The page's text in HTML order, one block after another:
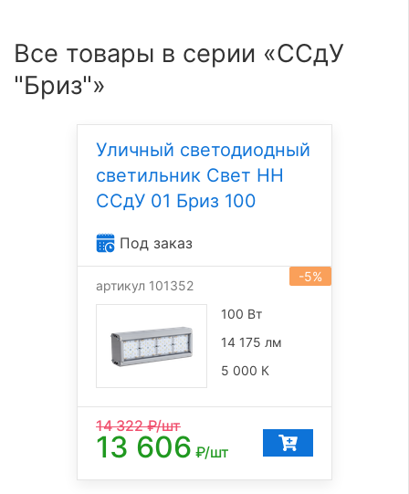
Все товары в серии «ССдУ
"Бриз"»
Уличный светодиодный
светильник Свет НН
ССдУ 01 Бриз 100
Под заказ
-5%
артикул 101352
100 Вт
14 175 лм
5 000 К
14 322₽/шт
13 606 ₽/шт